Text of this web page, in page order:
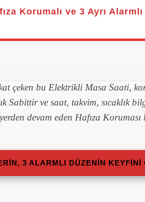
Korumalı ve 3 Ayrı
çeken bu Elektrikli Masa Saati,
Sabittir ve saat, takvim, sıcaklık
devam eden Hafıza
3 ALARMLI DÜZENIN KEYFINI